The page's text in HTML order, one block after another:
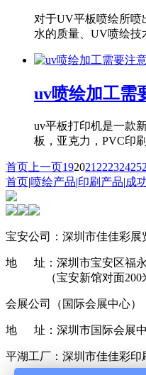
对于UV平板喷绘所喷
水的质量、UV喷绘技
uv喷绘加工需
uv平板打印机是一款
板，亚克力，PVC印
首页 上一页192021 22232425
首页|喷绘产品|印刷产品|成
宝安公司：深圳市佳佳彩展
地 址：深圳市宝安区福永
（宝安新馆对面200
会展公司（国际会展中心）
地 址：深圳市国际会展中
平湖工厂：深圳市佳佳彩印